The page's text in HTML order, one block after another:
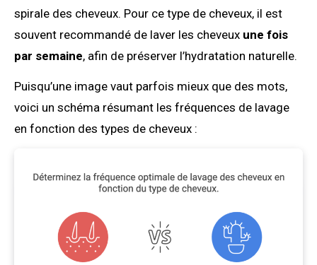
spirale des cheveux. Pour ce type de cheveux, il est
souvent recommandé de laver les cheveux une fois
par semaine, afin de préserver l’hydratation naturelle.
Puisqu’une image vaut parfois mieux que des mots,
voici un schéma résumant les fréquences de lavage
en fonction des types de cheveux :